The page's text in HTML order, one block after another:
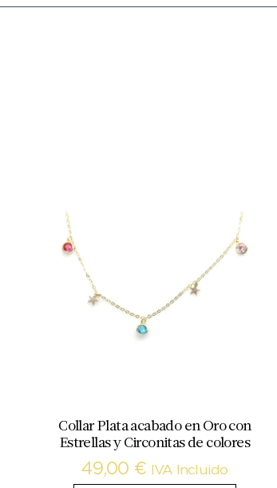
Collar Plata acabado en Oro con
Estrellas y Circonitas de colores
49,00 € IVA Incluido